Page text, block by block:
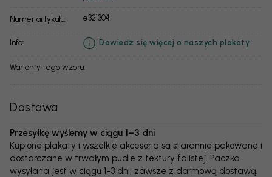
Numer artykułu: e321304
info: Dowiedz się więcej o naszych plakaty
Warianty tego wzoru:
Dostawa
Przesyłkę wyślemy w ciągu 1–3 dni
Kupione plakaty i wszelkie akcesoria są starannie pakowane i
dostarczane w trwałym pudle z tektury falistej. Paczka
wysyłana jest w ciągu 1-3 dni, zawsze z darmową dostawą.